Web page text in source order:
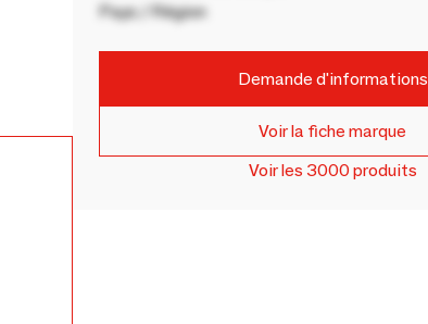
Pays / Région
Demande d'informations
Voir la fiche marque
Voir les 3000 produits